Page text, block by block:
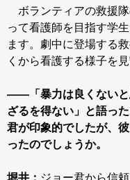
ボランティアの救援
って看護師を目指す学
ます。劇中に登場する
くから看護する様子を
――「暴力は良くないと
ざるを得ない」と語っ
君が印象的でしたが、
ったのでしょうか。
堀井： ジョー君から信